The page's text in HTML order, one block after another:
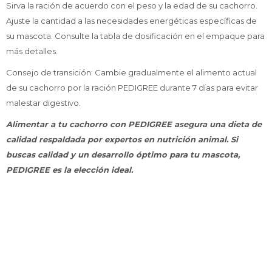
Sirva la ración de acuerdo con el peso y la edad de su cachorro.
Ajuste la cantidad a las necesidades energéticas específicas de
su mascota. Consulte la tabla de dosificación en el empaque para
más detalles.
Consejo de transición: Cambie gradualmente el alimento actual
de su cachorro por la ración PEDIGREE durante 7 días para evitar
malestar digestivo.
Alimentar a tu cachorro con PEDIGREE asegura una dieta de
calidad respaldada por expertos en nutrición animal. Si
buscas calidad y un desarrollo óptimo para tu mascota,
PEDIGREE es la elección ideal.